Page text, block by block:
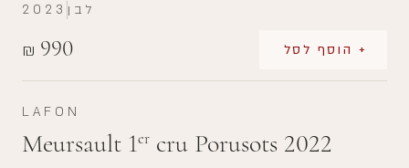
₪ 990 + הוסף לסל
2023 לבן
LAFON
Meursault 1er cru Porusots 2022